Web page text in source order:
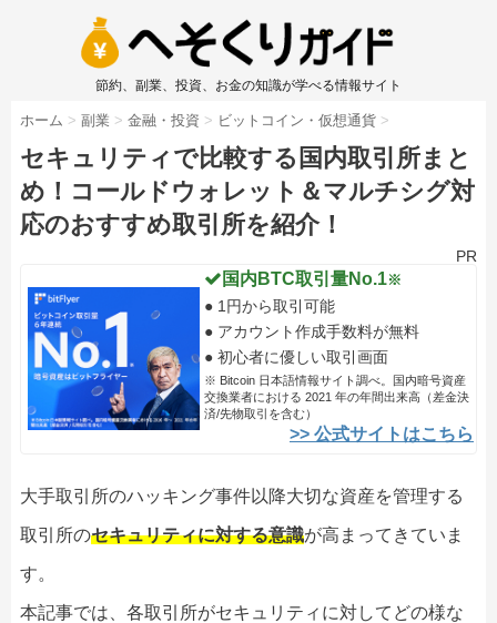
節約、副業、投資、お金の知識が学べる情報サイト
ホーム > 副業 > 金融・投資 > ビットコイン・仮想通貨 >
セキュリティで比較する国内取引所まと
め！コールドウォレット＆マルチシグ対
応のおすすめ取引所を紹介！
PR
国内BTC取引量No.1※
● 1円から取引可能
● アカウント作成手数料が無料
● 初心者に優しい取引画面
※ Bitcoin 日本語情報サイト調べ。国内暗号資産
交換業者における 2021 年の年間出来高（差金決
済/先物取引を含む）
>> 公式サイトはこちら
大手取引所のハッキング事件以降大切な資産を管理する
取引所のセキュリティに対する意識が高まってきていま
す。
本記事では、各取引所がセキュリティに対してどの様な